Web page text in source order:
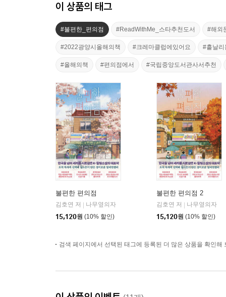
이 상품의 태그
#불편한_편의점 #ReadWithMe_스타추천도서 #해외
#2022광양시올해의책 #크레마클럽에있어요 #흩날리
#올해의책 #편의점에서 #국립중앙도서관사서추천
불편한 편의점
김호연 저
나무옆의자
15,120원 (10% 할인)
불편한 편의점 2
김호연 저
나무옆의자
15,120원 (10% 할인)
검색 페이지에서 선택된 태그에 등록된 더 많은 상품을 확인해